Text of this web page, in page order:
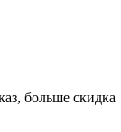
больше скидка